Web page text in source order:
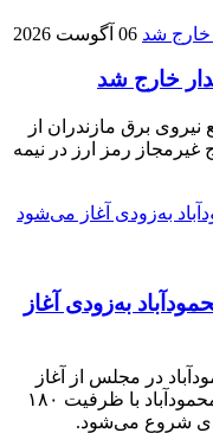
06 آگوست 2026
نیروی برق مازندران از
استخراج غیرمجاز رمز ارز در نیمه
مگاواتی محمودآباد به‌زودی آغاز
در مجلس از آغاز
اجرای فاز نخست نیروگاه ۵۰۰ مگاواتی محمودآباد با ظرفیت ۱۸۰
شروع می‌شود.